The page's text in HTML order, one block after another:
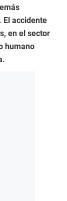
El accidente
en el sector
humano